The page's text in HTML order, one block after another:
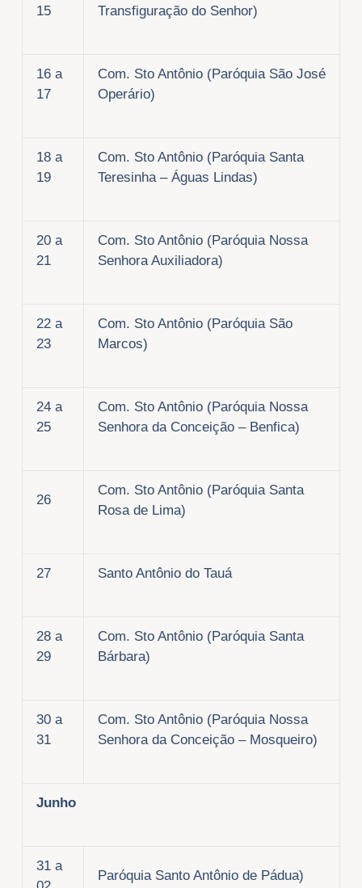
15
Transfiguração do Senhor)
16 a
17
Com. Sto Antônio (Paróquia São José
Operário)
18 a
19
Com. Sto Antônio (Paróquia Santa
Teresinha – Águas Lindas)
20 a
21
Com. Sto Antônio (Paróquia Nossa
Senhora Auxiliadora)
22 a
23
Com. Sto Antônio (Paróquia São
Marcos)
24 a
25
Com. Sto Antônio (Paróquia Nossa
Senhora da Conceição – Benfica)
26
Com. Sto Antônio (Paróquia Santa
Rosa de Lima)
27 Santo Antônio do Tauá
28 a
29
Com. Sto Antônio (Paróquia Santa
Bárbara)
30 a
31
Com. Sto Antônio (Paróquia Nossa
Senhora da Conceição – Mosqueiro)
Junho
31 a
Paróquia Santo Antônio de Pádua)